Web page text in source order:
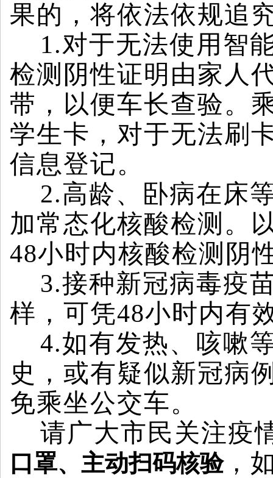
果的，将依法依规追
1.对于无法使用智
检测阴性证明由家人
带，以便车长查验。
学生卡，对于无法刷
信息登记。
2.高龄、卧病在床
加常态化核酸检测。
48小时内核酸检测阴
3.接种新冠病毒疫
样，可凭48小时内有
4.如有发热、咳嗽
史，或有疑似新冠病
免乘坐公交车。
请广大市民关注疫
口罩、主动扫码核验，